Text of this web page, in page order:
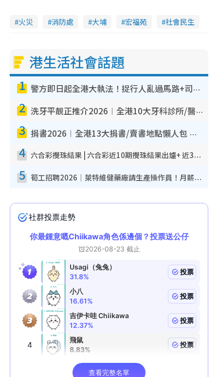
火災 消防處 大埔 宏福苑 社會民生
港生活社會話題
1 警方即日起全港大執法！捉行人亂過馬路+司機不專注駕駛！亂過馬路罰$2000
2 洗牙平靚正推介2026︱全港10大牙科診所/醫院懶人包 夜診至8點/鎮靜潔牙/醫療券適用
3 捐書2026︱全港13大捐書/賣書地點懶人包 二手課本最高$150＋舊書換免費咖啡/戲票
4 六合彩攪珠結果 | 六合彩近10期攪珠結果出爐+ 近30期最旺熱門中獎號碼
5 筍工招聘2026｜萊特維健藥廠請生產操作員！月薪高達$1.7萬 冷氣廠房/五天工作/保證雙糧